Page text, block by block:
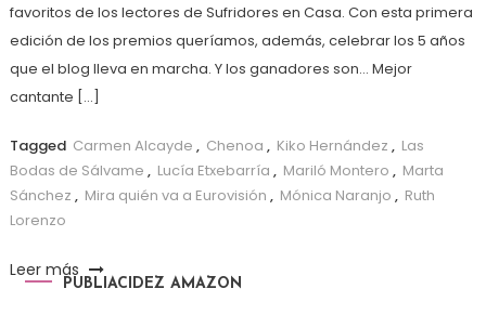
favoritos de los lectores de Sufridores en Casa. Con esta primera
edición de los premios queríamos, además, celebrar los 5 años
que el blog lleva en marcha. Y los ganadores son… Mejor
cantante […]
Tagged Carmen Alcayde , Chenoa , Kiko Hernández , Las
Bodas de Sálvame , Lucía Etxebarría , Mariló Montero , Marta
Sánchez , Mira quién va a Eurovisión , Mónica Naranjo , Ruth
Lorenzo
Leer más
PUBLIACIDEZ AMAZON